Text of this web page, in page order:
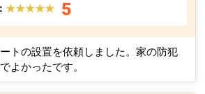
★★★★★ 5
トの設置を依頼しました。家の防犯
よかったです。